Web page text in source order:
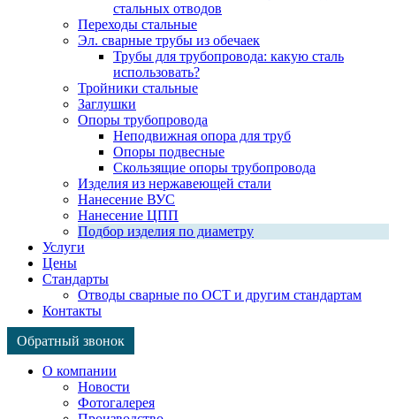
стальных отводов
Переходы стальные
Эл. сварные трубы из обечаек
Трубы для трубопровода: какую сталь
использовать?
Тройники стальные
Заглушки
Опоры трубопровода
Неподвижная опора для труб
Опоры подвесные
Скользящие опоры трубопровода
Изделия из нержавеющей стали
Нанесение ВУС
Нанесение ЦПП
Подбор изделия по диаметру
Услуги
Цены
Стандарты
Отводы сварные по ОСТ и другим стандартам
Контакты
Обратный звонок
О компании
Новости
Фотогалерея